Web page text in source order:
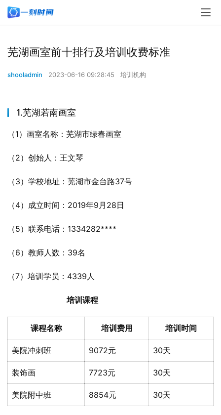
芜湖画室前十排行及培训收费标准
shooladmin 2023-06-16 09:28:45 培训机构
1.芜湖若南画室
（1）画室名称：芜湖市绿春画室
（2）创始人：王文琴
（3）学校地址：芜湖市金台路37号
（4）成立时间：2019年9月28日
（5）联系电话：1334282****
（6）教师人数：39名
（7）培训学员：4339人
培训课程
课程名称 培训费用 培训时间
美院冲刺班 9072元 30天
装饰画 7723元 30天
美院附中班 8854元 30天